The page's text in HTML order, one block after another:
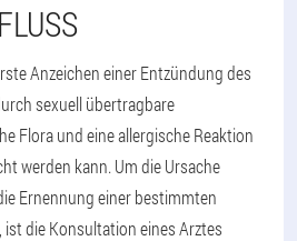
Anzeichen einer Entzündung des
sexuell übertragbare
Flora und eine allergische Reaktion
werden kann. Um die Ursache
Ernennung einer bestimmten
die Konsultation eines Arztes